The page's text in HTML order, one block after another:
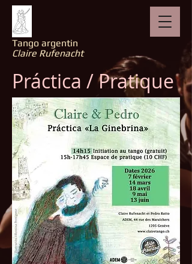
Tango argentin
Claire Rufenacht
Práctica / Pratique